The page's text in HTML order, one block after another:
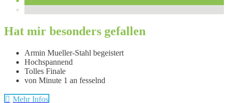
Hat mir besonders gefallen
Armin Mueller-Stahl begeistert
Hochspannend
Tolles Finale
von Minute 1 an fesselnd
Mehr Infos